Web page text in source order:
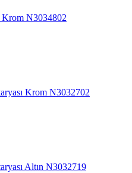
N3034802
Krom N3032702
Altın N3032719